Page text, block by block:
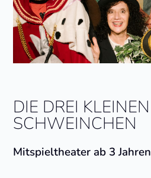
DIE DREI KLEINEN
SCHWEINCHEN
Mitspieltheater ab 3 Jahren